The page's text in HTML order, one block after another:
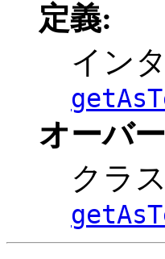
定義:
イン
オーバ
クラス